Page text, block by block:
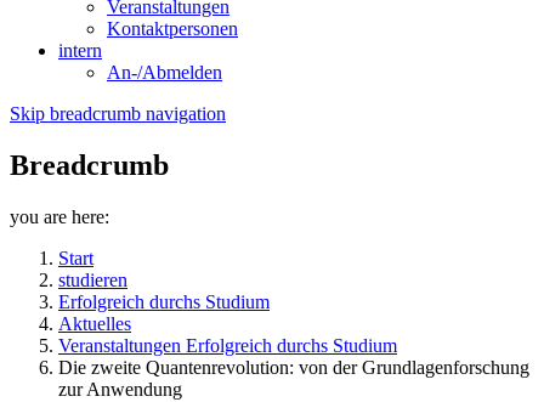
Veranstaltungen
Kontaktpersonen
intern
An-/Abmelden
Skip breadcrumb navigation
Breadcrumb
you are here:
Start
studieren
Erfolgreich durchs Studium
Aktuelles
Veranstaltungen Erfolgreich durchs Studium
Die zweite Quantenrevolution: von der Grundlagenforschung
zur Anwendung